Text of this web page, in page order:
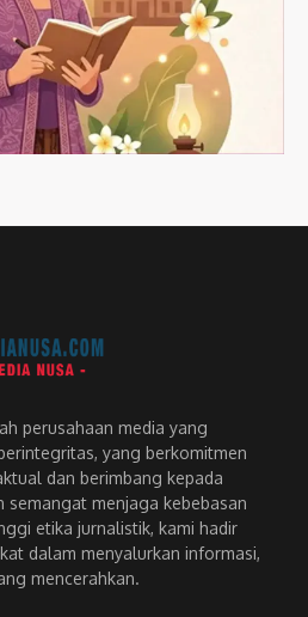
perusahaan media yang
yang berkomitmen
dan berimbang kepada
semangat menjaga kebebasan
etika jurnalistik, kami hadir
dalam menyalurkan informasi,
mencerahkan.